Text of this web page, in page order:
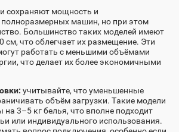
сохраняют мощность и
машин, но при этом
Большинство таких моделей имеют
см, что облегчает их размещение. Эти
работать с меньшими объёмами
что делает их более экономичными
учитывайте, что уменьшенные
объём загрузки. Такие модели
3–5 кг белья, что вполне подходит
или индивидуального использования.